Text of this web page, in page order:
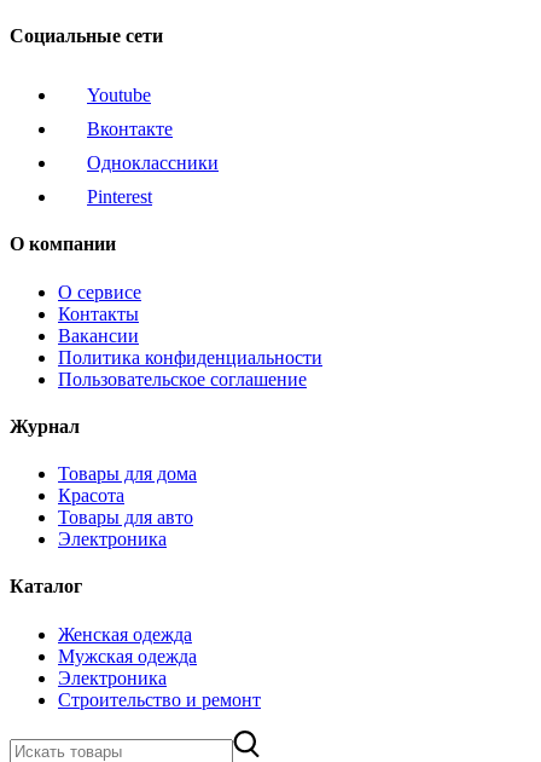
Социальные сети
Youtube
Вконтакте
Одноклассники
Pinterest
О компании
О сервисе
Контакты
Вакансии
Политика конфиденциальности
Пользовательское соглашение
Журнал
Товары для дома
Красота
Товары для авто
Электроника
Каталог
Женская одежда
Мужская одежда
Электроника
Строительство и ремонт